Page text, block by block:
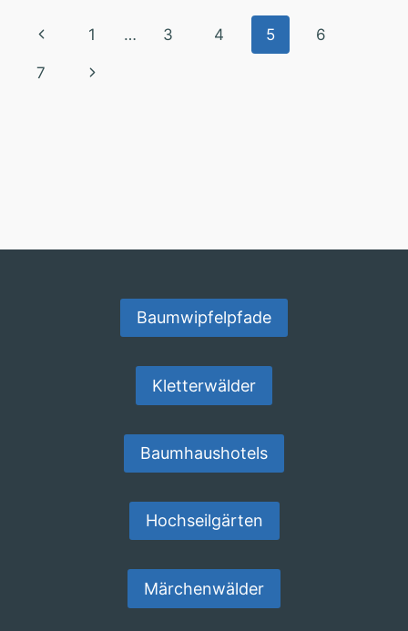
Seitennavigation
Vorherige
Seite
1 … 3 4 5 6
7
Nächste
Baumwipfelpfade
Kletterwälder
Baumhaushotels
Hochseilgärten
Märchenwälder